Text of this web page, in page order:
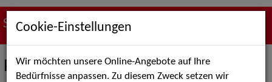
Suche nach Künstler*innen
Pablo Moreno
Cookie-Einstellungen
Wir möchten unsere Online-Angebote auf Ihre
Bedürfnisse anpassen. Zu diesem Zweck setzen wir